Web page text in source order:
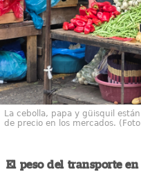
La cebolla, papa y güisquil
de precio en los mercados.
El peso del transporte